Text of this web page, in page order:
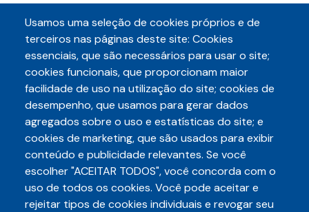
Auditece e Sintaf protocolam requerimento para
obter informações sobre exonerações após
movimento grevista
As entidades fazendárias Auditece e Sintaf
protocolaram, conjuntamente, nesta quarta-feira
(29/07), requerimento de…
Telefone
(85)3248-5657
Usamos uma seleção de cookies próprios e de
terceiros nas páginas deste site: Cookies
essenciais, que são necessários para usar o site;
cookies funcionais, que proporcionam maior
facilidade de uso na utilização do site; cookies de
desempenho, que usamos para gerar dados
agregados sobre o uso e estatísticas do site; e
cookies de marketing, que são usados para exibir
conteúdo e publicidade relevantes. Se você
escolher "ACEITAR TODOS", você concorda com o
uso de todos os cookies. Você pode aceitar e
rejeitar tipos de cookies individuais e revogar seu